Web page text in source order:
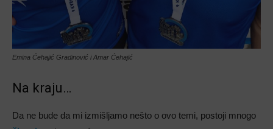
Emina Ćehajić Gradinović i Amar Ćehajić
Na kraju…
Da ne bude da mi izmišljamo nešto o ovo temi, postoji mnogo